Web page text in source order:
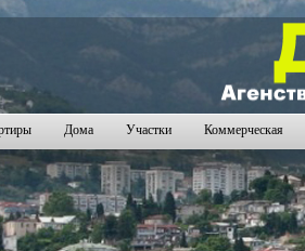
Дома Участки Коммерческая